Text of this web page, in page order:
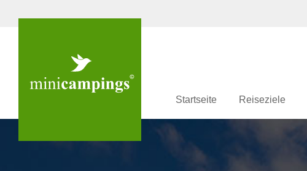
Startseite Reiseziele